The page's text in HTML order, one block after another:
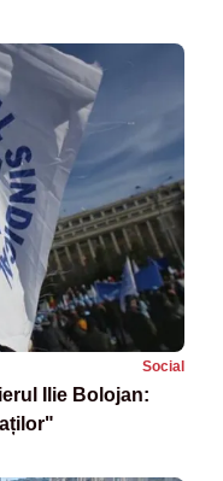
Social
Ilie Bolojan: